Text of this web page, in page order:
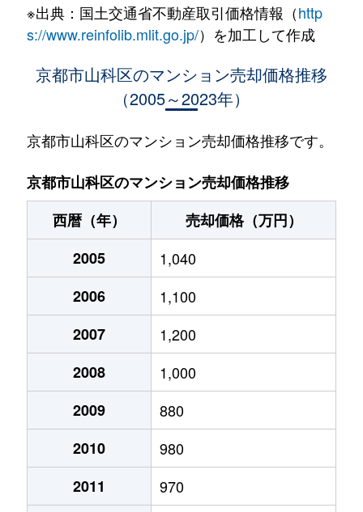
上花山桜谷
1,700万円 東野(京都)
徒歩
4,000万円 山科
竹鼻堂ノ前町
2,200万円 山科
竹鼻堂ノ前町
2,600万円 山科
竹鼻堂ノ前町
2,900万円 山科
椥辻中在家町
1,300万円
椥辻中在家町
800万円
椥辻西浦町
800万円
椥辻西浦町
1,800万円
椥辻西浦町
2,700万円
椥辻西浦町
1,600万円
椥辻西浦町
2,700万円
※出典：国土交通省不動産取引価格情報（http
s://www.reinfolib.mlit.go.jp/）を加工して作成
京都市山科区のマンション売却価格推移
（2005～2023年）
京都市山科区のマンション売却価格推移です。
京都市山科区のマンション売却価格推移
西暦（年）
売却価格（万円）
2005
1,040
2006
1,100
2007
1,200
2008
1,000
2009
880
2010
980
2011
970